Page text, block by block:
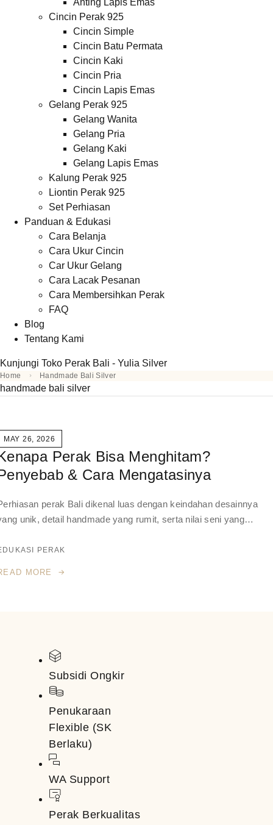
Anting Lapis Emas
Cincin Perak 925
Cincin Simple
Cincin Batu Permata
Cincin Kaki
Cincin Pria
Cincin Lapis Emas
Gelang Perak 925
Gelang Wanita
Gelang Pria
Gelang Kaki
Gelang Lapis Emas
Kalung Perak 925
Liontin Perak 925
Set Perhiasan
Panduan & Edukasi
Cara Belanja
Cara Ukur Cincin
Car Ukur Gelang
Cara Lacak Pesanan
Cara Membersihkan Perak
FAQ
Blog
Tentang Kami
Kunjungi Toko Perak Bali - Yulia Silver
Home Handmade Bali Silver
handmade bali silver
MAY 26, 2026
Perak Bisa Menghitam?
& Cara Mengatasinya
perak Bali dikenal luas dengan keindahan desainnya
unik, detail handmade yang rumit, serta nilai seni yang…
PERAK
MORE
Subsidi Ongkir
Penukaraan
Flexible (SK
Berlaku)
WA Support
Perak Berkualitas